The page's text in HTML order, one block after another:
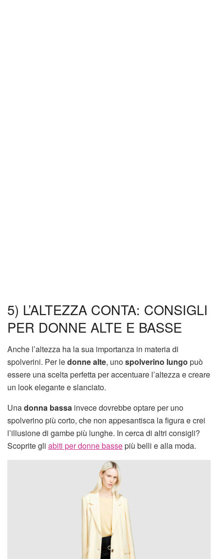
5) L’ALTEZZA CONTA: CONSIGLI
PER DONNE ALTE E BASSE
Anche l’altezza ha la sua importanza in materia di
spolverini. Per ledonne alte, unospolverino lungo può
essere una scelta perfetta per accentuare l’altezza e creare
un look elegante e slanciato.
Unadonna bassa invece dovrebbe optare per uno
spolverino più corto, che non appesantisca la figura e crei
l’illusione di gambe più lunghe. In cerca di altri consigli?
Scoprite gli abiti per donne bassepiù belli e alla moda.